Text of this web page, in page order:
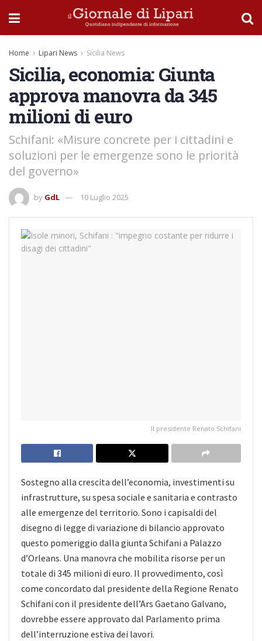
Home Lipari News Sicilia News
Sicilia, economia: Giunta
approva manovra da 345
milioni di euro
Schifani: «Misure concrete per i cittadini e
soluzioni per le emergenze sono le priorità
del governo»
by GdL 10 Luglio 2025
Il presidente Renato Schifani
Sostegno alla crescita dell’economia, investimenti su
infrastrutture, su spesa sociale e sanitaria e contrasto
alle emergenze del territorio. Sono i capisaldi del
disegno di legge di variazione di bilancio approvato
questo pomeriggio dalla giunta Schifani a Palazzo
d’Orleans. Una manovra che mobilita risorse per un
totale di 345 milioni di euro. Il provvedimento, così
come concordato dal presidente della Regione Renato
Schifani con il presidente dell’Ars Gaetano Galvano,
dovrebbe essere approvato dal Parlamento prima
dell’interruzione estiva dei lavori.